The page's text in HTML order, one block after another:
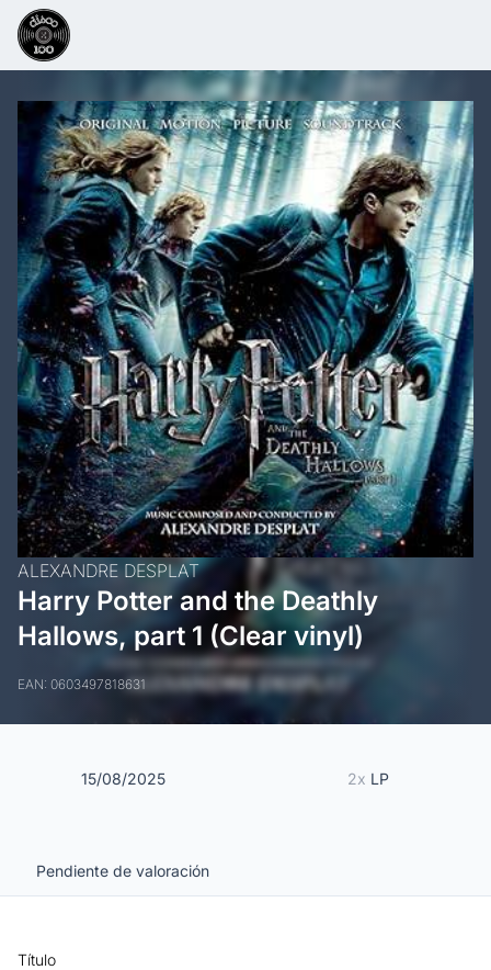
ALEXANDRE DESPLAT
Harry Potter and the Deathly
Hallows, part 1 (Clear vinyl)
EAN: 0603497818631
15/08/2025 2x LP
Pendiente de valoración
Título